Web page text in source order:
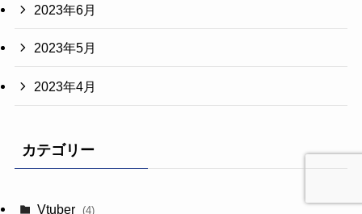
2023年6月
2023年5月
2023年4月
カテゴリー
Vtuber (4)